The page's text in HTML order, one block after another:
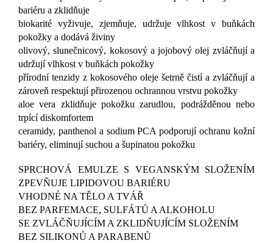
bariéru a zklidňuje
biokarité vyživuje, zjemňuje, udržuje vlhkost v buňkách
pokožky a dodává živiny
olivový, slunečnicový, kokosový a jojobový olej zvláčňují a
udržují vlhkost v buňkách pokožky
přírodní tenzidy z kokosového oleje šetrně čistí a zvláčňují a
zároveň respektují přirozenou ochrannou vrstvu pokožky
aloe vera zklidňuje pokožku zarudlou, podrážděnou nebo
trpící diskomfortem
ceramidy, panthenol a sodium PCA podporují ochranu kožní
bariéry, eliminují suchou a šupinatou pokožku
SPRCHOVÁ EMULZE S VEGANSKÝM SLOŽENÍM
ZPEVŇUJE LIPIDOVOU BARIÉRU
VHODNÉ NA TĚLO A TVÁŘ
BEZ PARFEMACE, SULFÁTŮ A ALKOHOLU
SE ZVLÁČŇUJÍCÍM A ZKLIDŇUJÍCÍM SLOŽENÍM
BEZ SILIKONŮ A PARABENŮ